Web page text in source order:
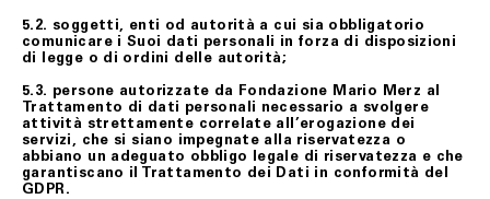
5.2. soggetti, enti od autorità a cui sia obbligatorio
comunicare i Suoi dati personali in forza di disposizioni
di legge o di ordini delle autorità;
5.3. persone autorizzate da Fondazione Mario Merz al
Trattamento di dati personali necessario a svolgere
attività strettamente correlate all’erogazione dei
servizi, che si siano impegnate alla riservatezza o
abbiano un adeguato obbligo legale di riservatezza e che
garantiscano il Trattamento dei Dati in conformità del
GDPR.